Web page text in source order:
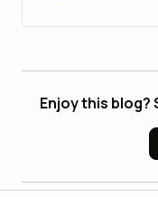
Enjoy this